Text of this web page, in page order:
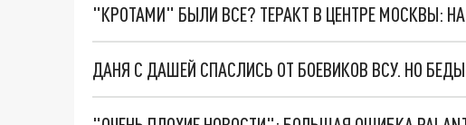
"КРОТАМИ" БЫЛИ ВСЕ? ТЕРАКТ В ЦЕНТРЕ МОСКВЫ:
ДАНЯ С ДАШЕЙ СПАСЛИСЬ ОТ БОЕВИКОВ ВСУ. НО